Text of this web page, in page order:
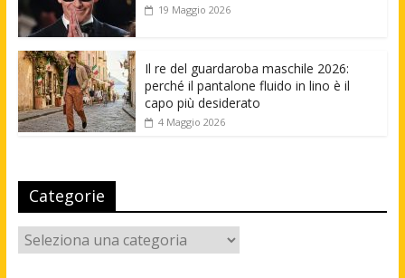
19 Maggio 2026
Il re del guardaroba maschile 2026:
perché il pantalone fluido in lino è il
capo più desiderato
4 Maggio 2026
Categorie
Categorie